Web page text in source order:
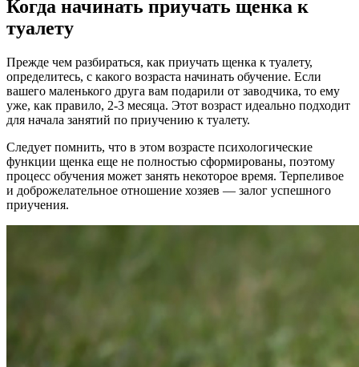
Когда начинать приучать щенка к
туалету
Прежде чем разбираться, как приучать щенка к туалету,
определитесь, с какого возраста начинать обучение. Если
вашего маленького друга вам подарили от заводчика, то ему
уже, как правило, 2-3 месяца. Этот возраст идеально подходит
для начала занятий по приучению к туалету.
Следует помнить, что в этом возрасте психологические
функции щенка еще не полностью сформированы, поэтому
процесс обучения может занять некоторое время. Терпеливое
и доброжелательное отношение хозяев — залог успешного
приучения.